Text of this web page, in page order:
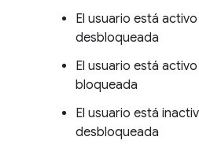
El usuario está
desbloqueada
El usuario está
bloqueada
El usuario está
desbloqueada